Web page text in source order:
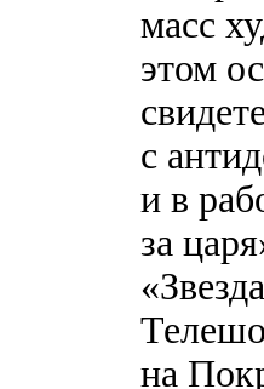
масс
этом
с
и в
за
на